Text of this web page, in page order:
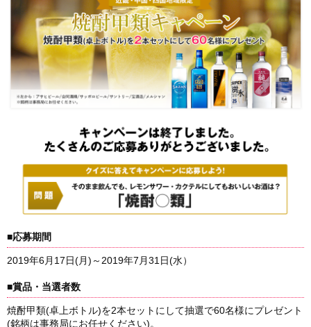
■応募期間
2019年6月17日(月)～2019年7月31日(水）
■賞品・当選者数
焼酎甲類(卓上ボトル)を2本セットにして抽選で60名様にプレゼント
(銘柄は事務局にお任せください)。